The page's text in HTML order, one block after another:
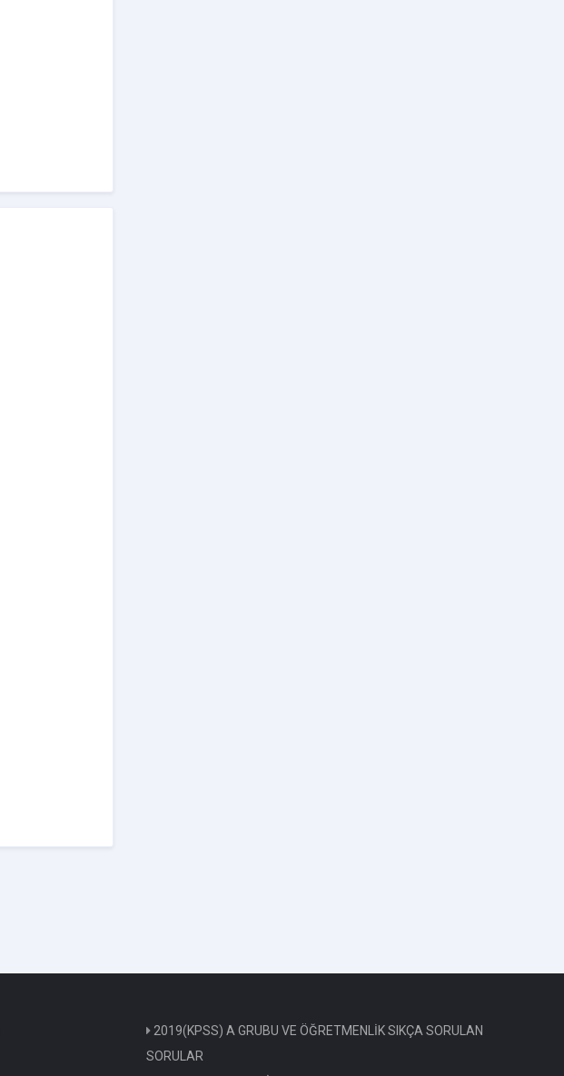
2019(KPSS) A GRUBU VE ÖĞRETMENLİK SIKÇA SORULAN
SORULAR